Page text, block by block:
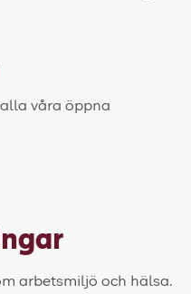
våra öppna
arbetsmiljö och hälsa.